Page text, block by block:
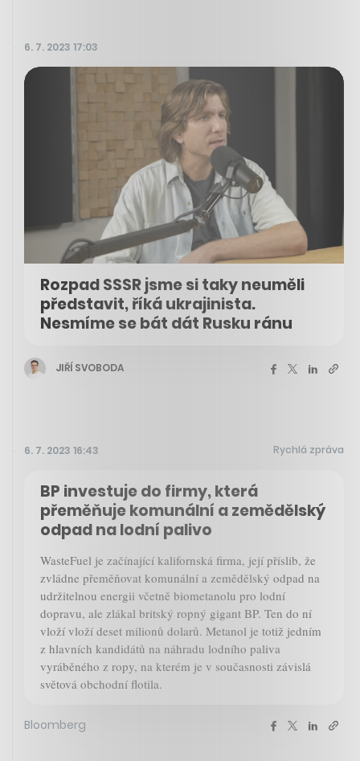
6. 7. 2023 17:03
Rozpad SSSR jsme si taky neuměli
představit, říká ukrajinista.
Nesmíme se bát dát Rusku ránu
JIŘÍ SVOBODA
6. 7. 2023 16:43 Rychlá zpráva
BP investuje do firmy, která
přeměňuje komunální a zemědělský
odpad na lodní palivo
WasteFuel je začínající kalifornská firma, její příslib, že
zvládne přeměňovat komunální a zemědělský odpad na
udržitelnou energii včetně biometanolu pro lodní
dopravu, ale zlákal britský ropný gigant BP. Ten do ní
vloží vloží deset milionů dolarů. Metanol je totiž jedním
z hlavních kandidátů na náhradu lodního paliva
vyráběného z ropy, na kterém je v současnosti závislá
světová obchodní flotila.
Bloomberg